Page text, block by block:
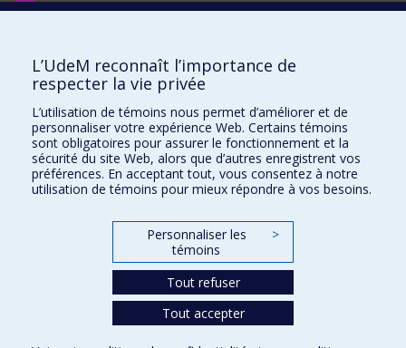
Comment soutenir le Département?
BESOIN D'AIDE?
Plan du site
Signaler une erreur
Accessibilité
FACULTÉ DES ARTS ET DES SCIENCES
Nos départements et écoles
L’UdeM reconnaît l’importance de
respecter la vie privée
L’utilisation de témoins nous permet d’améliorer et de
personnaliser votre expérience Web. Certains témoins
sont obligatoires pour assurer le fonctionnement et la
sécurité du site Web, alors que d’autres enregistrent vos
préférences. En acceptant tout, vous consentez à notre
utilisation de témoins pour mieux répondre à vos besoins.
Personnaliser les
témoins
>
Tout refuser
Tout accepter